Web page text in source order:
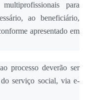
para
ao beneficiário,
apresentado em
processo deverão ser
serviço social, via e-